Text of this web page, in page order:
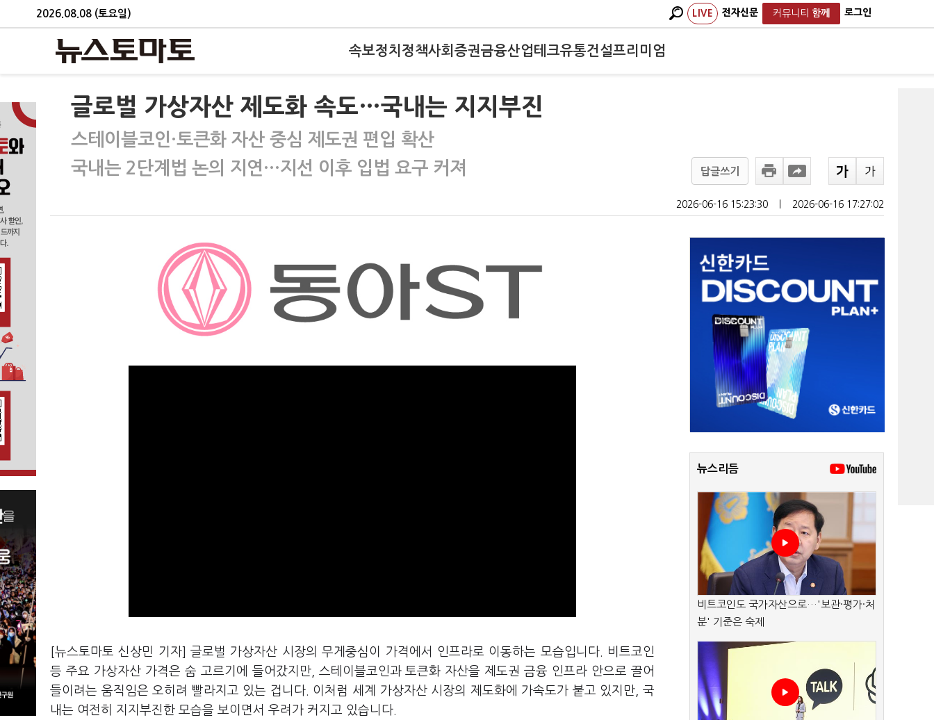
2026.08.08 (토요일) LIVE 전자신문 커뮤니티 함께 로그인
속보정치 정책사회 증권금융산업테크유통건설프리미엄
글로벌 가상자산 제도화 속도…국내는 지지부진
스테이블코인·토큰화 자산 중심 제도권 편입 확산
국내는 2단계법 논의 지연…지선 이후 입법 요구 커져
답글쓰기
2026-06-16 15:23:30 2026-06-16 17:27:02
[뉴스토마토 신상민 기자] 글로벌 가상자산 시장의 무게중심이 가격에서 인프라로 이동하는 모습입니다. 비트코인
등 주요 가상자산 가격은 숨 고르기에 들어갔지만, 스테이블코인과 토큰화 자산을 제도권 금융 인프라 안으로 끌어
들이려는 움직임은 오히려 빨라지고 있는 겁니다. 이처럼 세계 가상자산 시장의 제도화에 가속도가 붙고 있지만, 국
내는 여전히 지지부진한 모습을 보이면서 우려가 커지고 있습니다.
뉴스리듬
비트코인도 국가자산으로…'보관·평가·처
분' 기준은 숙제